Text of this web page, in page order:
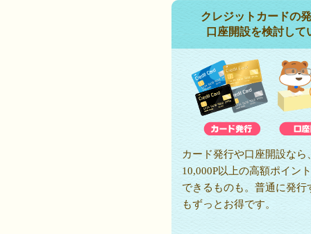
クレジットカードの
口座開設を検討して
カード発行や口座開設なら
10,000P以上の高額ポイン
できるものも。普通に発行
もずっとお得です。